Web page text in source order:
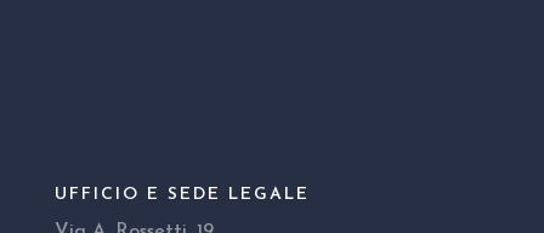
UFFICIO E SEDE LEGALE